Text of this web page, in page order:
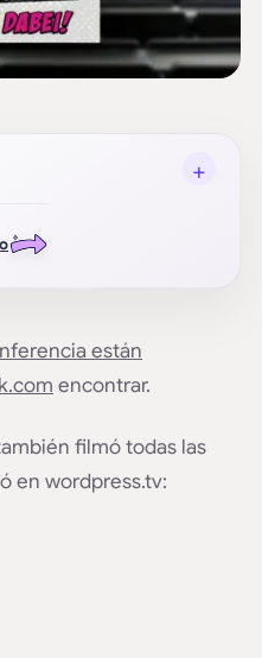
+
están
encontrar.
filmó todas las
en wordpress.tv: